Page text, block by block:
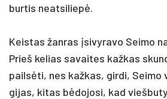
bur­tis neat­si­liepė.
Keis­tas žan­ras įsi­vy­ra­vo Sei­mo
Prieš ke­lias sa­vai­tes kaž­kas
pailsė­ti, nes kaž­kas, gir­di,
gi­jas, ki­tas bėdo­jo­si, kad